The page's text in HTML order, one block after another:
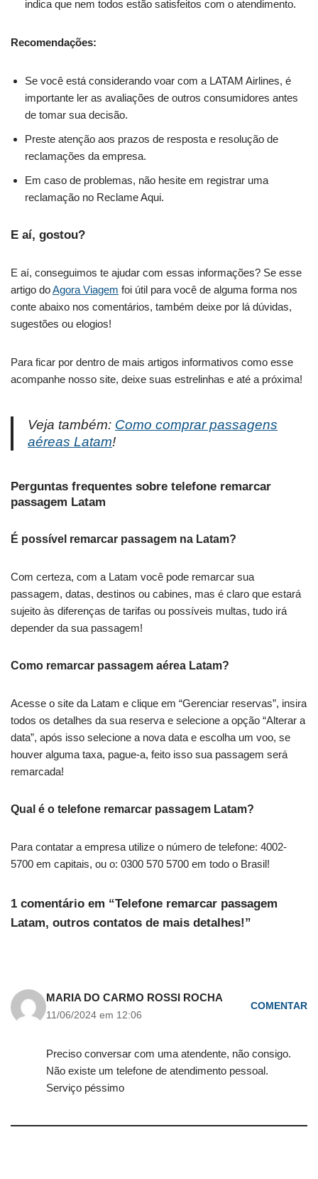
indica que nem todos estão satisfeitos com o atendimento.
Recomendações:
Se você está considerando voar com a LATAM Airlines, é
importante ler as avaliações de outros consumidores antes
de tomar sua decisão.
Preste atenção aos prazos de resposta e resolução de
reclamações da empresa.
Em caso de problemas, não hesite em registrar uma
reclamação no Reclame Aqui.
E aí, gostou?
E aí, conseguimos te ajudar com essas informações? Se esse
artigo doAgora Viagem foi útil para você de alguma forma nos
conte abaixo nos comentários, também deixe por lá dúvidas,
sugestões ou elogios!
Para ficar por dentro de mais artigos informativos como esse
acompanhe nosso site, deixe suas estrelinhas e até a próxima!
Veja também: Como comprar passagens
aéreas Latam!
Perguntas frequentes sobre telefone remarcar
passagem Latam
É possível remarcar passagem na Latam?
Com certeza, com a Latam você pode remarcar sua
passagem, datas, destinos ou cabines, mas é claro que estará
sujeito às diferenças de tarifas ou possíveis multas, tudo irá
depender da sua passagem!
Como remarcar passagem aérea Latam?
Acesse o site da Latam e clique em “Gerenciar reservas”, insira
todos os detalhes da sua reserva e selecione a opção “Alterar a
data”, após isso selecione a nova data e escolha um voo, se
houver alguma taxa, pague-a, feito isso sua passagem será
remarcada!
Qual é o telefone remarcar passagem Latam?
Para contatar a empresa utilize o número de telefone: 4002-
5700 em capitais, ou o: 0300 570 5700 em todo o Brasil!
1 comentário em “Telefone remarcar passagem
Latam, outros contatos de mais detalhes!”
MARIA DO CARMO ROSSI ROCHA
11/06/2024 em 12:06
COMENTAR
Preciso conversar com uma atendente, não consigo.
Não existe um telefone de atendimento pessoal.
Serviço péssimo